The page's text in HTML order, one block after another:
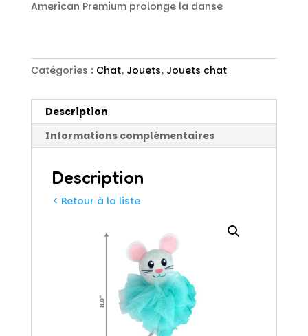
American Premium prolonge la danse
Catégories : Chat, Jouets, Jouets chat
Description
Informations complémentaires
Description
< Retour à la liste